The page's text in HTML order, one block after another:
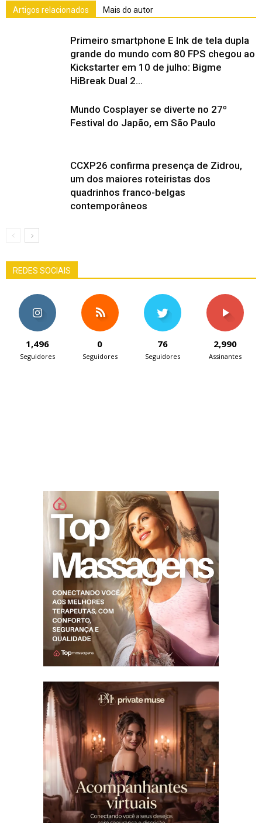
Artigos relacionados Mais do autor
Primeiro smartphone E Ink de tela dupla
grande do mundo com 80 FPS chegou ao
Kickstarter em 10 de julho: Bigme
HiBreak Dual 2...
Mundo Cosplayer se diverte no 27º
Festival do Japão, em São Paulo
CCXP26 confirma presença de Zidrou,
um dos maiores roteiristas dos
quadrinhos franco-belgas
contemporâneos
REDES SOCIAIS
1,496
Seguidores
0
Seguidores
76
Seguidores
2,990
Assinantes